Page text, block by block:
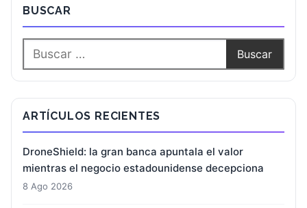
BUSCAR
ARTÍCULOS RECIENTES
DroneShield: la gran banca apuntala el valor
mientras el negocio estadounidense decepciona
8 Ago 2026